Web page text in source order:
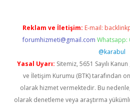
Reklam ve İletişim: E-mail:
forumhizmeti@gmail.com Whatsapp:
@karabul
Yasal Uyarı: Sitemiz, 5651 Sayılı
ve İletişim Kurumu (BTK) tarafından
olarak hizmet vermektedir. Bu
olarak denetleme veya araştırma